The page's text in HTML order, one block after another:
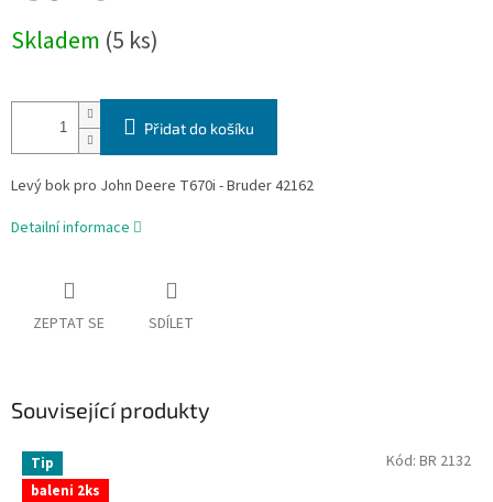
cena:
Skladem (5 ks)
Přidat do košíku
Levý bok pro John Deere T670i - Bruder 42162
Detailní informace
ZEPTAT SE SDÍLET
Související produkty
Tip
baleni 2ks
Kód: BR 2132